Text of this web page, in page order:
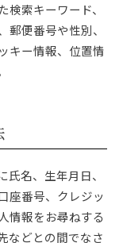
索キーワード、
便番号や性別、
キー情報、位置情
名、生年月日、
座番号、クレジッ
情報をお尋ねする
などとの間でなさ